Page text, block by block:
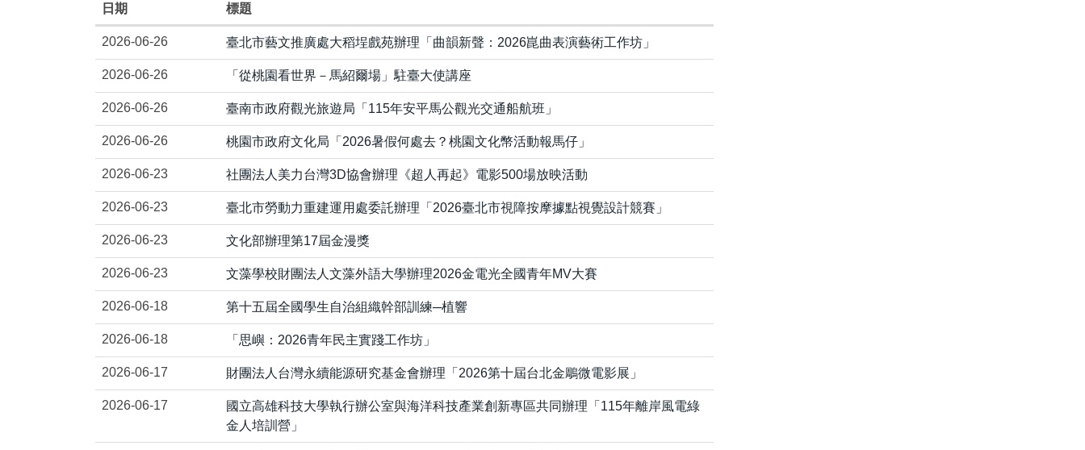
日期 標題
2026-06-26 臺北市藝文推廣處大稻埕戲苑辦理「曲韻新聲：2026崑曲表演藝術工作坊」
2026-06-26 「從桃園看世界－馬紹爾場」駐臺大使講座
2026-06-26 臺南市政府觀光旅遊局「115年安平馬公觀光交通船航班」
2026-06-26 桃園市政府文化局「2026暑假何處去？桃園文化幣活動報馬仔」
2026-06-23 社團法人美力台灣3D協會辦理《超人再起》電影500場放映活動
2026-06-23 臺北市勞動力重建運用處委託辦理「2026臺北市視障按摩據點視覺設計競賽」
2026-06-23 文化部辦理第17屆金漫獎
2026-06-23 文藻學校財團法人文藻外語大學辦理2026金電光全國青年MV大賽
2026-06-18 第十五屆全國學生自治組織幹部訓練─植響
2026-06-18 「思嶼：2026青年民主實踐工作坊」
2026-06-17 財團法人台灣永續能源研究基金會辦理「2026第十屆台北金鵰微電影展」
2026-06-17
國立高雄科技大學執行辦公室與海洋科技產業創新專區共同辦理「115年離岸風電綠
金人培訓營」